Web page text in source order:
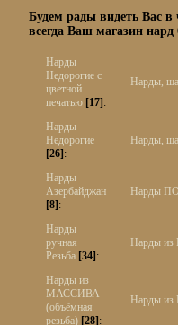
Будем рады видеть Вас
всегда Ваш магазин
Нарды
Недорогие с
цветной
печатью [17] :
Нарды,
Нарды
Недорогие
[26] :
Нарды,
Нарды
Азербайджан
[8] :
Нарды
Нарды
ручная
Резьба [34] :
Нарды
Нарды из
МАССИВА
(объёмная
резьба) [28] :
Нарды